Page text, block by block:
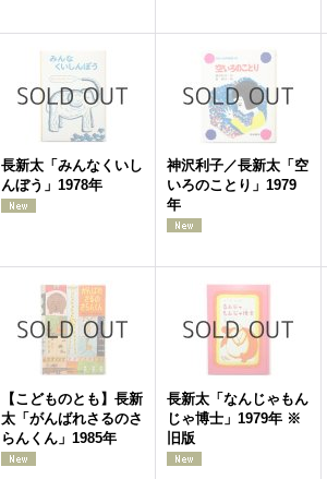
長新太「みんなくいし
んぼう」1978年
神沢利子／長新太「空
いろのことり」1979
年
【こどものとも】長新
太「がんばれさるのさ
らんくん」1985年
長新太「なんじゃもん
じゃ博士」1979年 ※
旧版